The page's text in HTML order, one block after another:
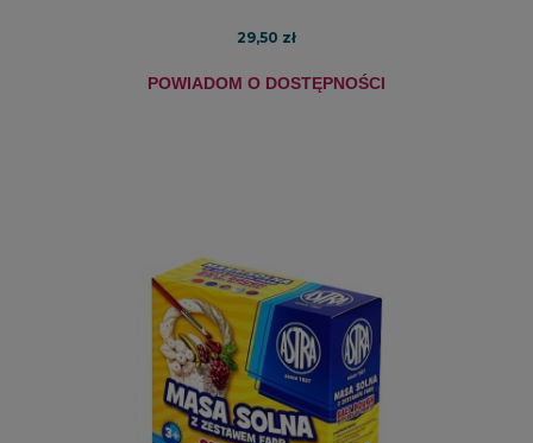
29,50 zł
POWIADOM O DOSTĘPNOŚCI